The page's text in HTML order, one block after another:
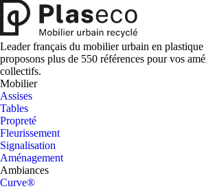
Leader français du mobilier urbain en
proposons plus de 550 références pour vos
collectifs.
Mobilier
Assises
Tables
Propreté
Fleurissement
Signalisation
Aménagement
Ambiances
Curve®